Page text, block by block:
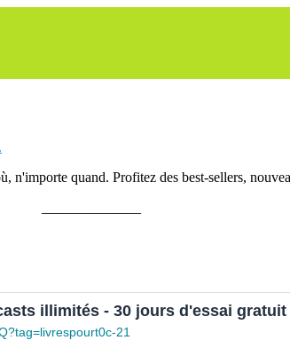
quand. Profitez des best-sellers,
illimités - 30 jours d'essai gratuit
21